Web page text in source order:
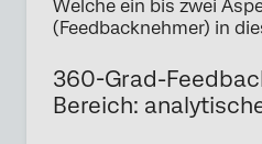
Welche ein bis zwei
(Feedbacknehmer) in
360-Grad-
Bereich: